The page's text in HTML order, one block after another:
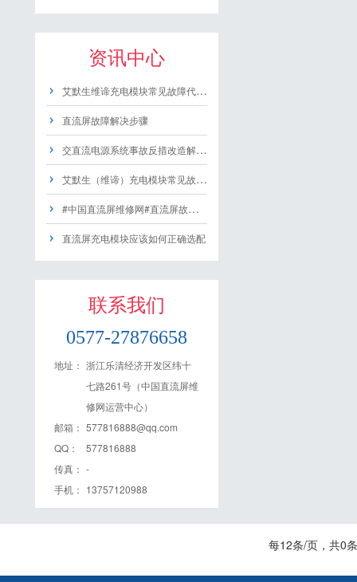
资讯中心
艾默生维谛充电模块常见故障代码及含义
直流屏故障解决步骤
交直流电源系统事故反措改造解决方案
艾默生（维谛）充电模块常见故障代码含义
#中国直流屏维修网#直流屏故障#排查及方法
直流屏充电模块应该如何正确选配
联系我们
0577-27876658
地址： 浙江乐清经济开发区纬十
七路261号（中国直流屏维
修网运营中心）
邮箱： 577816888@qq.com
QQ：
577816888
传真： -
手机： 13757120988
每12条/页，共0